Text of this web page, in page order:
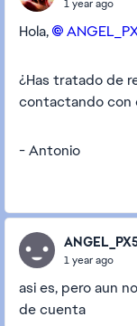
1 year ago
Hola,
¿Has tratado de
contactando con
- Antonio
1 year ago
asi es, pero aun
de cuenta